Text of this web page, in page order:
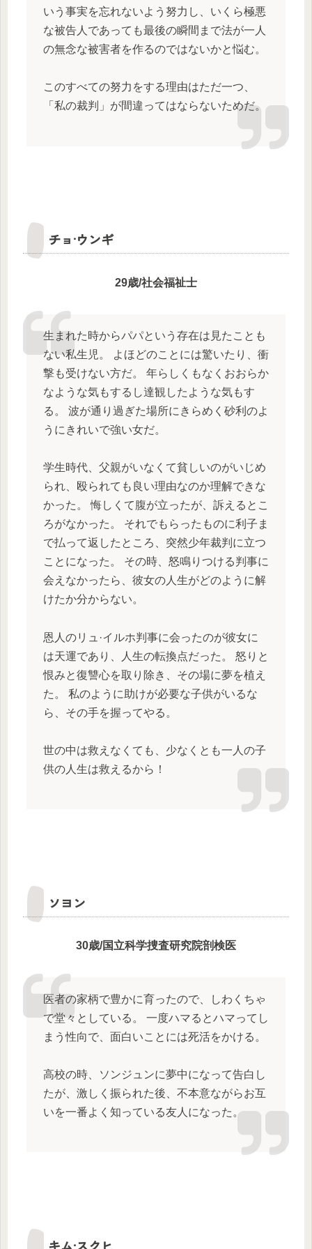
いう事実を忘れないよう努力し、いくら極悪
な被告人であっても最後の瞬間まで法が一人
の無念な被害者を作るのではないかと悩む。
このすべての努力をする理由はただ一つ、
「私の裁判」が間違ってはならないためだ。
チョ·ウンギ
29歳/社会福祉士
生まれた時からパパという存在は見たことも
ない私生児。 よほどのことには驚いたり、衝
撃も受けない方だ。 年らしくもなくおおらか
なような気もするし達観したような気もす
る。 波が通り過ぎた場所にきらめく砂利のよ
うにきれいで強い女だ。
学生時代、父親がいなくて貧しいのがいじめ
られ、殴られても良い理由なのか理解できな
かった。 悔しくて腹が立ったが、訴えるとこ
ろがなかった。 それでもらったものに利子ま
で払って返したところ、突然少年裁判に立つ
ことになった。 その時、怒鳴りつける判事に
会えなかったら、彼女の人生がどのように解
けたか分からない。
恩人のリュ·イルホ判事に会ったのが彼女に
は天運であり、人生の転換点だった。 怒りと
恨みと復讐心を取り除き、その場に夢を植え
た。 私のように助けが必要な子供がいるな
ら、その手を握ってやる。
世の中は救えなくても、少なくとも一人の子
供の人生は救えるから！
ソヨン
30歳/国立科学捜査研究院剖検医
医者の家柄で豊かに育ったので、しわくちゃ
で堂々としている。 一度ハマるとハマってし
まう性向で、面白いことには死活をかける。
高校の時、ソンジュンに夢中になって告白し
たが、激しく振られた後、不本意ながらお互
いを一番よく知っている友人になった。
キム·スクヒ